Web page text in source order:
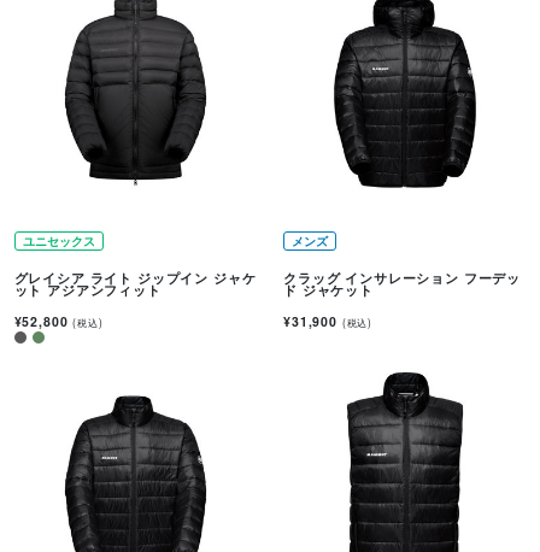
ユニセックス
グレイシア ライト ジップイン ジャケ
ット アジアンフィット
¥52,800(税込)
メンズ
クラッグ インサレーション フーデッ
ド ジャケット
¥31,900 (税込)